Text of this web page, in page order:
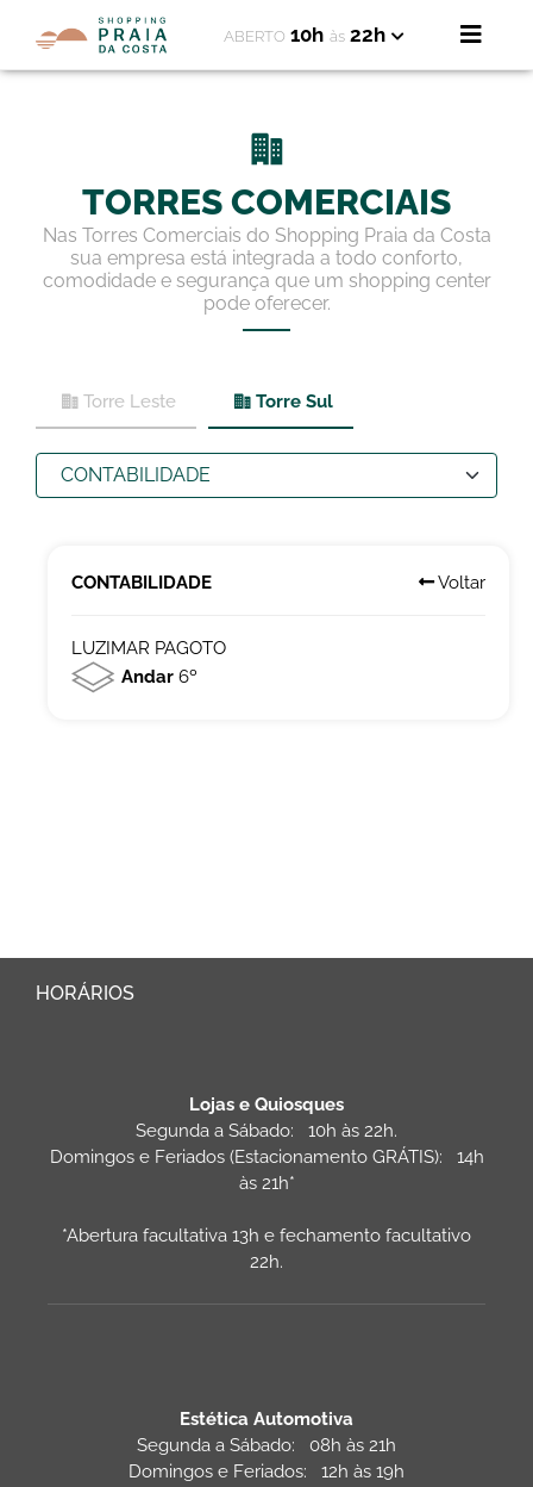
ABERTO 10h às 22h
TORRES COMERCIAIS
Nas Torres Comerciais do Shopping Praia da Costa
sua empresa está integrada a todo conforto,
comodidade e segurança que um shopping center
pode oferecer.
Torre Leste Torre Sul
CONTABILIDADE Voltar
LUZIMAR PAGOTO
Andar6º
HORÁRIOS
Lojas e Quiosques
Segunda a Sábado: 10h às 22h.
Domingos e Feriados (Estacionamento GRÁTIS): 14h
às 21h*
*Abertura facultativa 13h e fechamento facultativo
22h.
Estética Automotiva
Segunda a Sábado: 08h às 21h
Domingos e Feriados: 12h às 19h